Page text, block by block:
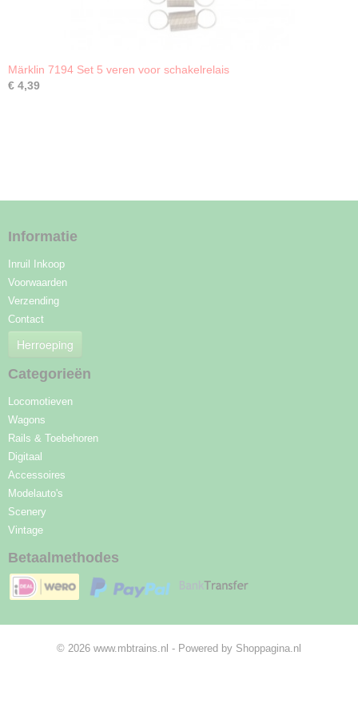
Märklin 7194 Set 5 veren voor schakelrelais
€ 4,39
Informatie
Inruil Inkoop
Voorwaarden
Verzending
Contact
Herroeping
Categorieën
Locomotieven
Wagons
Rails & Toebehoren
Digitaal
Accessoires
Modelauto's
Scenery
Vintage
Betaalmethodes
© 2026 www.mbtrains.nl - Powered by Shoppagina.nl